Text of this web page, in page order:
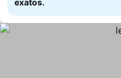
exatos.